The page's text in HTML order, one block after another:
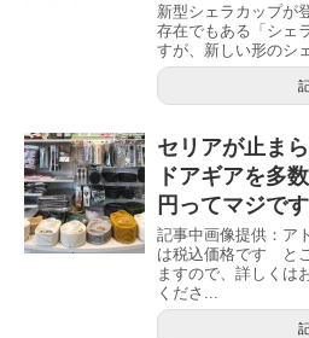
新型シェラカップが
存在でもある「シェ
すが、新しい形のシ
セリアが止ま
ドアギアを多
円ってマジで
記事中画像提供：ア
は税込価格です と
ますので、詳しくは
くださ...